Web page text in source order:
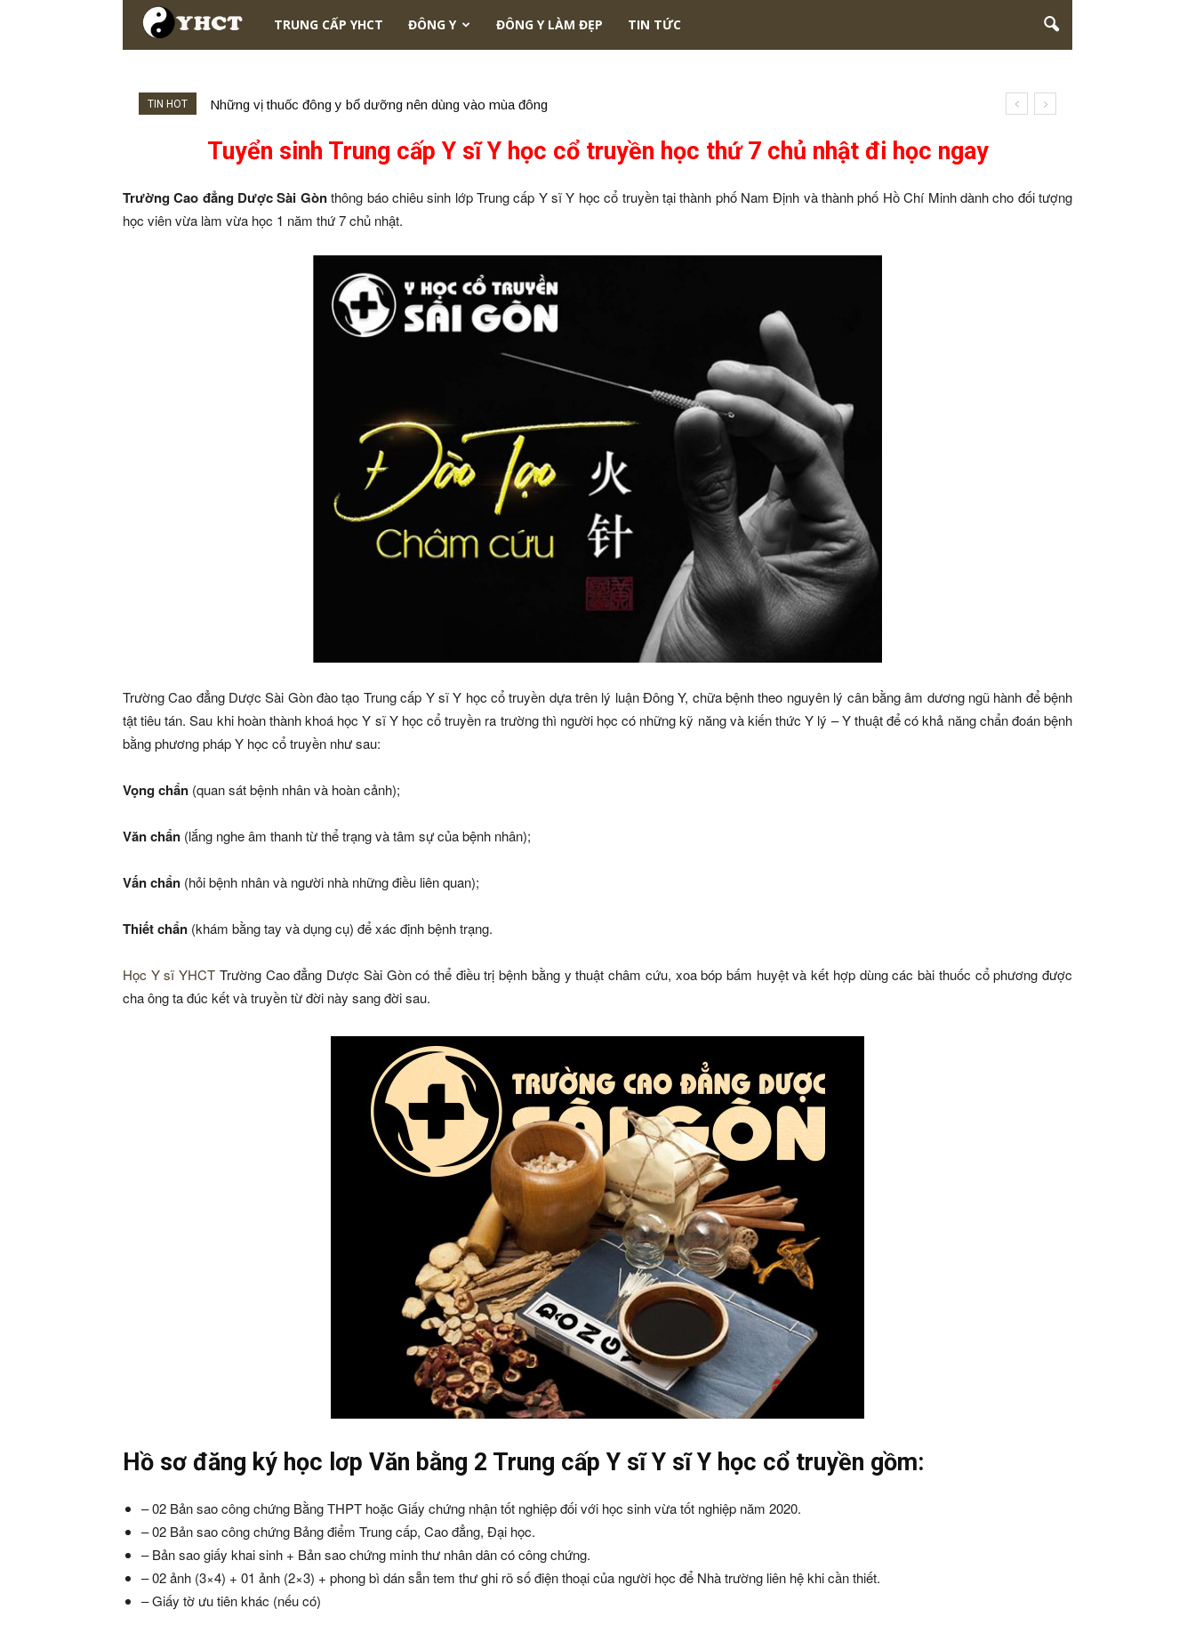
TRUNG CẤP YHCT ĐÔNG Y ĐÔNG Y LÀM ĐẸP TIN TỨC
TIN HOT Những vị thuốc đông y bổ dưỡng nên dùng vào mùa đông
Điều trị hen suyễn bằng Đông y dựa trên căn nguyên tạng phủ
Tuyển sinh Trung cấp Y sĩ Y học cổ truyền học thứ 7 chủ nhật đi học ngay
Trường Cao đẳng Dược Sài Gònthông báo chiêu sinh lớp Trung cấp Y sĩ Y học cổ truyền tại thành phố Nam Định và thành phố Hồ Chí Minh dành cho đối tượng
học viên vừa làm vừa học 1 năm thứ 7 chủ nhật.
Trường Cao đẳng Dược Sài Gòn đào tạo Trung cấp Y sĩ Y học cổ truyền dựa trên lý luận Đông Y, chữa bệnh theo nguyên lý cân bằng âm dương ngũ hành để bệnh
tật tiêu tán. Sau khi hoàn thành khoá học Y sĩ Y học cổ truyền ra trường thì người học có những kỹ năng và kiến thức Y lý – Y thuật để có khả năng chẩn đoán bệnh
bằng phương pháp Y học cổ truyền như sau:
Vọng chẩn (quan sát bệnh nhân và hoàn cảnh);
Văn chẩn (lắng nghe âm thanh từ thể trạng và tâm sự của bệnh nhân);
Vấn chẩn (hỏi bệnh nhân và người nhà những điều liên quan);
Thiết chẩn (khám bằng tay và dụng cụ) để xác định bệnh trạng.
Học Y sĩ YHCT Trường Cao đẳng Dược Sài Gòn có thể điều trị bệnh bằng y thuật châm cứu, xoa bóp bấm huyệt và kết hợp dùng các bài thuốc cổ phương được
cha ông ta đúc kết và truyền từ đời này sang đời sau.
Hồ sơ đăng ký học lơp Văn bằng 2 Trung cấp Y sĩ Y sĩ Y học cổ truyền gồm:
– 02 Bản sao công chứng Bằng THPT hoặc Giấy chứng nhận tốt nghiệp đối với học sinh vừa tốt nghiệp năm 2020.
– 02 Bản sao công chứng Bảng điểm Trung cấp, Cao đẳng, Đại học.
– Bản sao giấy khai sinh + Bản sao chứng minh thư nhân dân có công chứng.
– 02 ảnh (3×4) + 01 ảnh (2×3) + phong bì dán sẵn tem thư ghi rõ số điện thoại của người học để Nhà trường liên hệ khi cần thiết.
– Giấy tờ ưu tiên khác (nếu có)